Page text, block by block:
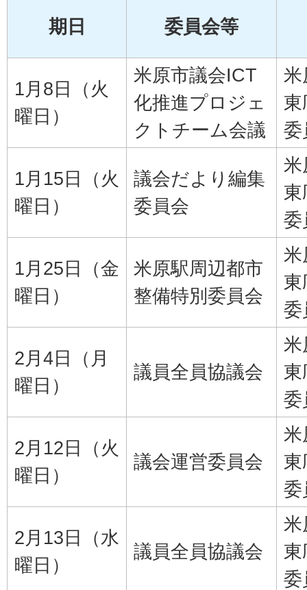
期日 委員会等
1月8日（火
曜日）
米原市議会ICT
化推進プロジェ
クトチーム会議
米
東
委
1月15日（火
曜日）
議会だより編集
委員会
米
東
委
1月25日（金
曜日）
米原駅周辺都市
整備特別委員会
米
東
委
2月4日（月
曜日）
議員全員協議会
米
東
委
2月12日（火
曜日）
議会運営委員会
米
東
委
2月13日（水
曜日）
議員全員協議会
米
東
委